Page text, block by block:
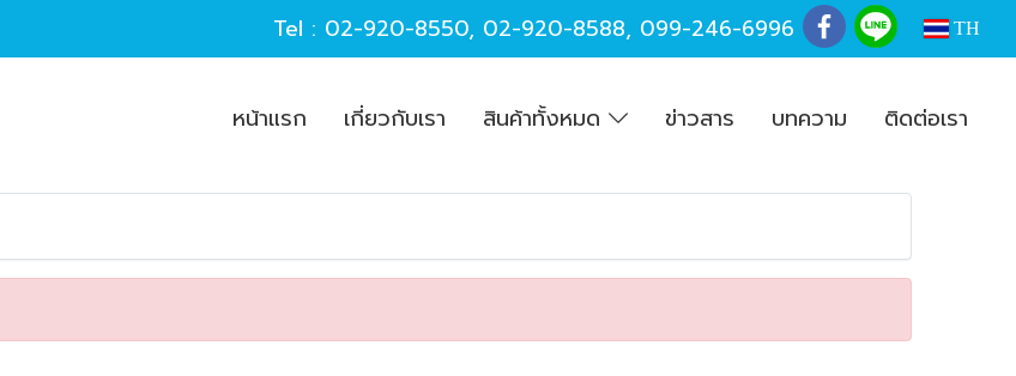
Tel : 02-920-8550, 02-920-8588, 099-246-6996 TH
หน้าแรก เกี่ยวกับเรา สินค้าทั้งหมด ข่าวสาร บทความ ติดต่อเรา